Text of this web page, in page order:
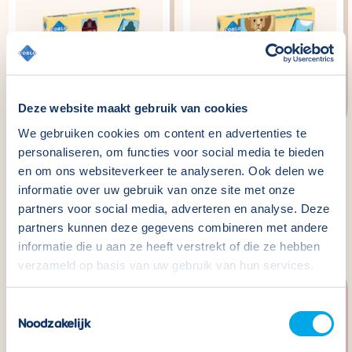
Deze website maakt gebruik van cookies
We gebruiken cookies om content en advertenties te
personaliseren, om functies voor social media te bieden
en om ons websiteverkeer te analyseren. Ook delen we
informatie over uw gebruik van onze site met onze
partners voor social media, adverteren en analyse. Deze
partners kunnen deze gegevens combineren met andere
informatie die u aan ze heeft verstrekt of die ze hebben
verzameld op basis van uw gebruik van hun services.
Noodzakelijk
Coblo Toppers Little
Amsterdam - 60
pieces
Normaler
Preis
€29,99
Coblo Toppers Animals
- 60 pieces
Preis
€29,99